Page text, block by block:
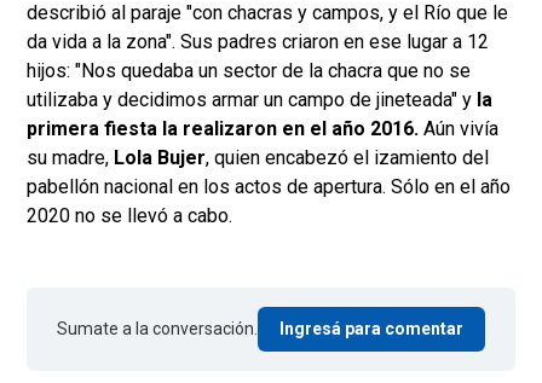
describió al paraje "con chacras y campos, y el Río que le
da vida a la zona". Sus padres criaron en ese lugar a 12
hijos: "Nos quedaba un sector de la chacra que no se
utilizaba y decidimos armar un campo de jineteada" y la
primera fiesta la realizaron en el año 2016. Aún vivía
su madre, Lola Bujer, quien encabezó el izamiento del
pabellón nacional en los actos de apertura. Sólo en el año
2020 no se llevó a cabo.
Sumate a la conversación. Ingresá para comentar